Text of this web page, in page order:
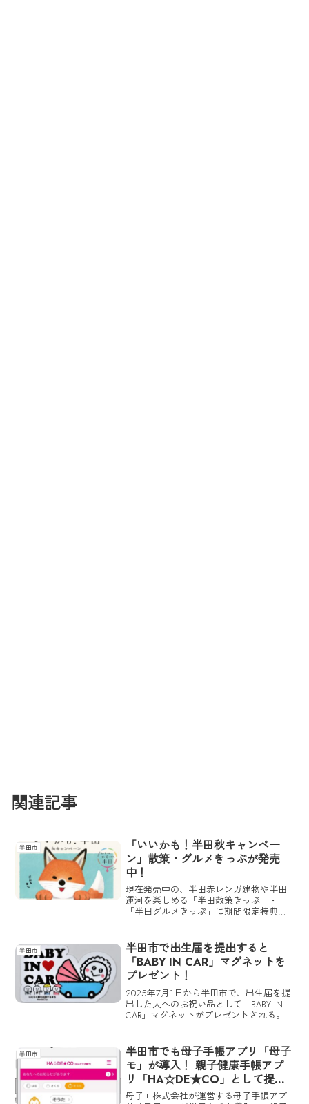
関連記事
半田市
「いいかも！半田秋キャンペー
ン」散策・グルメきっぷが発売
中！
現在発売中の、半田赤レンガ建物や半田
運河を楽しめる「半田散策きっぷ」・
「半田グルメきっぷ」に期間限定特典を
される。
半田市
半田市で出生届を提出すると
「BABY IN CAR」マグネットを
プレゼント！
2025年7月1日から半田市で、出生届を提
出した人へのお祝い品として「BABY IN
CAR」マグネットがプレゼントされる。
半田市
半田市でも母子手帳アプリ「母子
モ」が導入！ 親子健康手帳アプ
リ「HA☆DE★CO」として提供
スタート
母子モ株式会社が運営する母子手帳アプ